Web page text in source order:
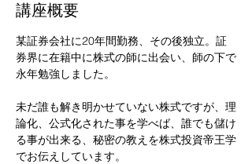
講座概要
某証券会社に20年間勤務、その後独立。証
券界に在籍中に株式の師に出会い、師の下で
永年勉強しました。
未だ誰も解き明かせていない株式ですが、理
論化、公式化された事を学べば、誰でも儲け
る事が出来る、秘密の教えを株式投資帝王学
でお伝えしています。